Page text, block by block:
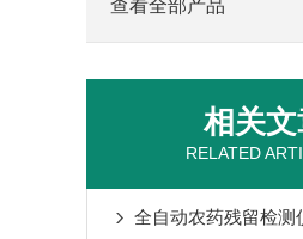
查看全部产品
相关
RELATED